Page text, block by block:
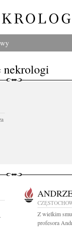
nekrologi
Z wielkim
profesora